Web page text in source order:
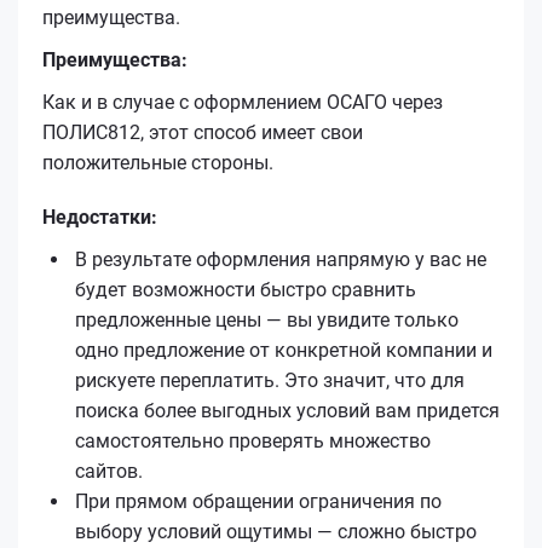
преимущества.
Преимущества:
Как и в случае с оформлением ОСАГО через
ПОЛИС812, этот способ имеет свои
положительные стороны.
Недостатки:
В результате оформления напрямую у вас не
будет возможности быстро сравнить
предложенные цены — вы увидите только
одно предложение от конкретной компании и
рискуете переплатить. Это значит, что для
поиска более выгодных условий вам придется
самостоятельно проверять множество
сайтов.
При прямом обращении ограничения по
выбору условий ощутимы — сложно быстро